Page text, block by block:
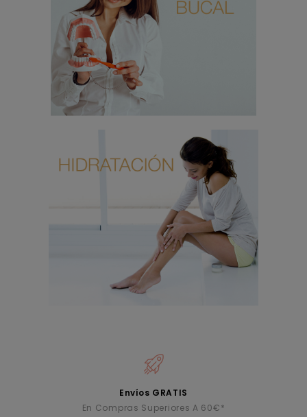
Envíos GRATIS
En Compras Superiores A 60€*